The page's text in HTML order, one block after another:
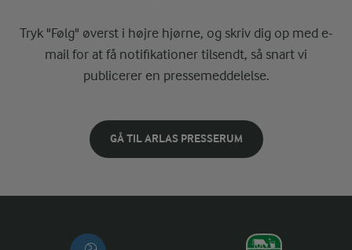
Tryk "Følg" øverst i højre hjørne, og skriv dig op med e-
mail for at få notifikationer tilsendt, så snart vi
publicerer en pressemeddelelse.
GÅ TIL ARLAS PRESSERUM